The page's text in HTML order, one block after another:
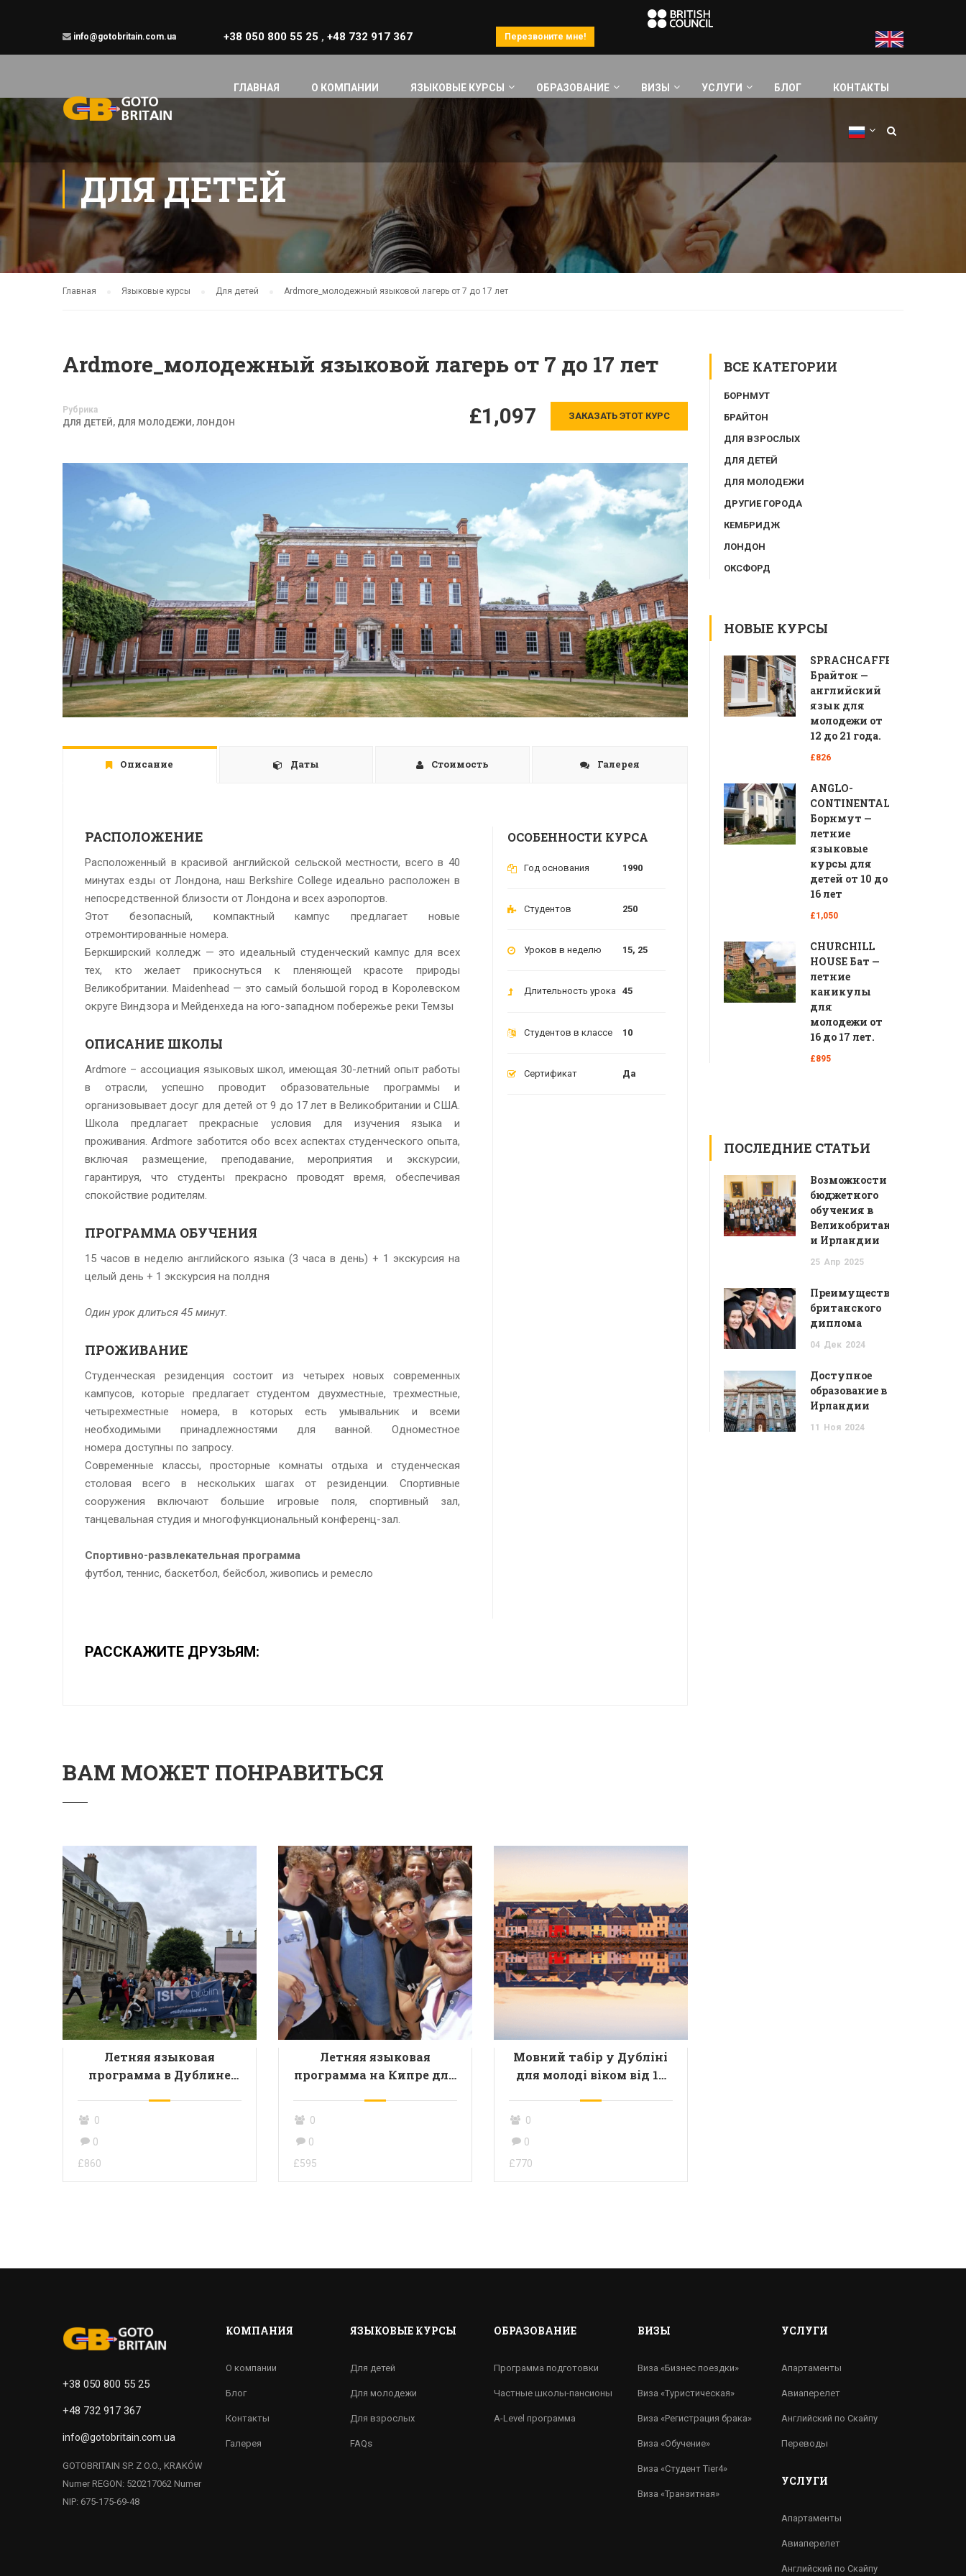
info@gotobritain.com.ua +38 050 800 55 25 , +48 732 917 367 Перезвоните мне!
ГЛАВНАЯ О КОМПАНИИ ЯЗЫКОВЫЕ КУРСЫ ОБРАЗОВАНИЕ ВИЗЫ УСЛУГИ БЛОГ КОНТАКТЫ
ДЛЯ ДЕТЕЙ
Главная Языковые курсы Для детей Ardmore_молодежный языковой лагерь от 7 до 17 лет
Ardmore_молодежный языковой лагерь от 7 до 17 лет
Рубрика
ДЛЯ ДЕТЕЙ , ДЛЯ МОЛОДЕЖИ , ЛОНДОН £1,097 ЗАКАЗАТЬ ЭТОТ КУРС
Описание Даты Стоимость Галерея
РАСПОЛОЖЕНИЕ
Расположенный в красивой английской сельской местности, всего в 40
минутах езды от Лондона, наш Berkshire College идеально расположен в
непосредственной близости от Лондона и всех аэропортов.
Этот безопасный, компактный кампус предлагает новые
отремонтированные номера.
Беркширский колледж — это идеальный студенческий кампус для всех
тех, кто желает прикоснуться к пленяющей красоте природы
Великобритании. Maidenhead — это самый большой город в Королевском
округе Виндзора и Мейденхеда на юго-западном побережье реки Темзы
ОПИСАНИЕ ШКОЛЫ
Ardmore – ассоциация языковых школ, имеющая 30-летний опыт работы
в отрасли, успешно проводит образовательные программы и
организовывает досуг для детей от 9 до 17 лет в Великобритании и США.
Школа предлагает прекрасные условия для изучения языка и
проживания. Ardmore заботится обо всех аспектах студенческого опыта,
включая размещение, преподавание, мероприятия и экскурсии,
гарантируя, что студенты прекрасно проводят время, обеспечивая
спокойствие родителям.
ПРОГРАММА ОБУЧЕНИЯ
15 часов в неделю английского языка (3 часа в день) + 1 экскурсия на
целый день + 1 экскурсия на полдня
Один урок длиться 45 минут.
ПРОЖИВАНИЕ
Студенческая резиденция состоит из четырех новых современных
кампусов, которые предлагает студентом двухместные, трехместные,
четырехместные номера, в которых есть умывальник и всеми
необходимыми принадлежностями для ванной. Одноместное
номера доступны по запросу.
Современные классы, просторные комнаты отдыха и студенческая
столовая всего в нескольких шагах от резиденции. Спортивные
сооружения включают большие игровые поля, спортивный зал,
танцевальная студия и многофункциональный конференц-зал.
Спортивно-развлекательная программа
футбол, теннис, баскетбол, бейсбол, живопись и ремесло
ОСОБЕННОСТИ КУРСА
Год основания 1990
Студентов 250
Уроков в неделю 15, 25
Длительность урока 45
Студентов в классе 10
Сертификат Да
РАССКАЖИТЕ ДРУЗЬЯМ:
ВАМ МОЖЕТ ПОНРАВИТЬСЯ
Летняя языковая
программа в Дублине
0
0
£860
Летняя языковая
программа на Кипре для
0
0
£595
Мовний табір у Дубліні
для молоді віком від 14
0
0
£770
ВСЕ КАТЕГОРИИ
БОРНМУТ
БРАЙТОН
ДЛЯ ВЗРОСЛЫХ
ДЛЯ ДЕТЕЙ
ДЛЯ МОЛОДЕЖИ
ДРУГИЕ ГОРОДА
КЕМБРИДЖ
ЛОНДОН
ОКСФОРД
НОВЫЕ КУРСЫ
SPRACHCAFFE
Брайтон —
английский
язык для
молодежи от
12 до 21 года.
£826
ANGLO-
CONTINENTAL
Борнмут —
летние
языковые
курсы для
детей от 10 до
16 лет
£1,050
CHURCHILL
HOUSE Бат —
летние
каникулы
для
молодежи от
16 до 17 лет.
£895
ПОСЛЕДНИЕ СТАТЬИ
Возможности
бюджетного
обучения в
Великобритании
и Ирландии
25 Апр 2025
Преимущества
британского
диплома
04 Дек 2024
Доступное
образование в
Ирландии
11 Ноя 2024
+38 050 800 55 25
+48 732 917 367
info@gotobritain.com.ua
GOTOBRITAIN SP. Z O.O., KRAKÓW
Numer REGON: 520217062 Numer
NIP: 675-175-69-48
КОМПАНИЯ
О компании
Блог
Контакты
Галерея
ЯЗЫКОВЫЕ КУРСЫ
Для детей
Для молодежи
Для взрослых
FAQs
ОБРАЗОВАНИЕ
Программа подготовки
Частные школы-пансионы
A-Level программа
ВИЗЫ
Виза «Бизнес поездки»
Виза «Туристическая»
Виза «Регистрация брака»
Виза «Обучение»
Виза «Студент Tier4»
Виза «Транзитная»
УСЛУГИ
Апартаменты
Авиаперелет
Английский по Скайпу
Переводы
УСЛУГИ
Апартаменты
Авиаперелет
Английский по Скайпу